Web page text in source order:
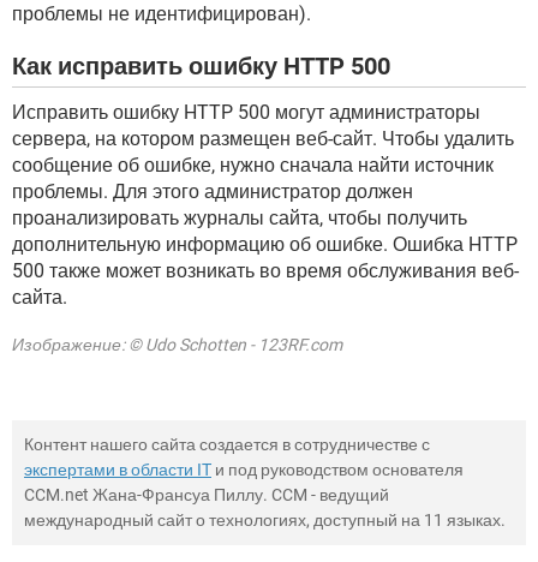
проблемы не идентифицирован).
Как исправить ошибку HTTP 500
Исправить ошибку HTTP 500 могут администраторы
сервера, на котором размещен веб-сайт. Чтобы удалить
сообщение об ошибке, нужно сначала найти источник
проблемы. Для этого администратор должен
проанализировать журналы сайта, чтобы получить
дополнительную информацию об ошибке. Ошибка HTTP
500 также может возникать во время обслуживания веб-
сайта.
Изображение: © Udo Schotten - 123RF.com
Контент нашего сайта создается в сотрудничестве с
экспертами в области IT и под руководством основателя
CCM.net Жана-Франсуа Пиллу. CCM - ведущий
международный сайт о технологиях, доступный на 11 языках.